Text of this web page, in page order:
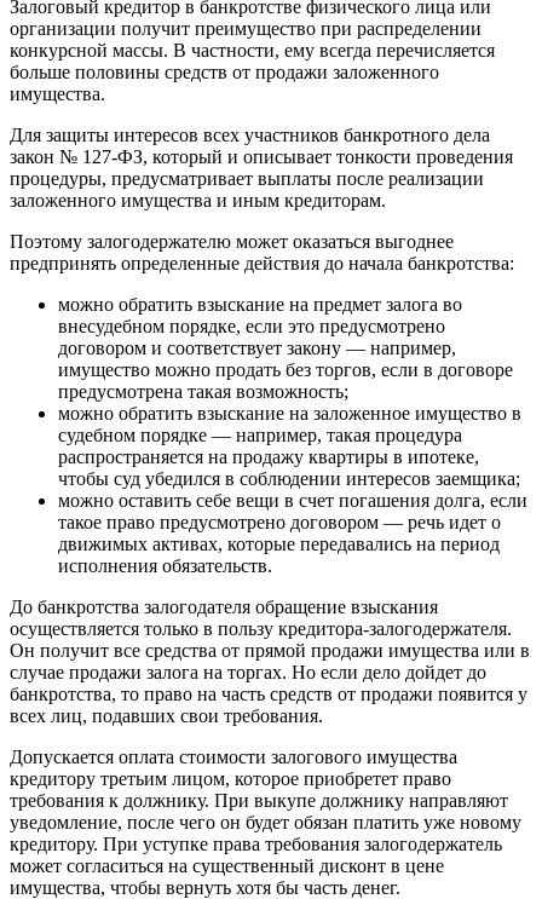
Залоговый кредитор в банкротстве физического лица или
организации получит преимущество при распределении
конкурсной массы. В частности, ему всегда перечисляется
больше половины средств от продажи заложенного
имущества.
Для защиты интересов всех участников банкротного дела
закон № 127-ФЗ, который и описывает тонкости проведения
процедуры, предусматривает выплаты после реализации
заложенного имущества и иным кредиторам.
Поэтому залогодержателю может оказаться выгоднее
предпринять определенные действия до начала банкротства:
можно обратить взыскание на предмет залога во
внесудебном порядке, если это предусмотрено
договором и соответствует закону — например,
имущество можно продать без торгов, если в договоре
предусмотрена такая возможность;
можно обратить взыскание на заложенное имущество в
судебном порядке — например, такая процедура
распространяется на продажу квартиры в ипотеке,
чтобы суд убедился в соблюдении интересов заемщика;
можно оставить себе вещи в счет погашения долга, если
такое право предусмотрено договором — речь идет о
движимых активах, которые передавались на период
исполнения обязательств.
До банкротства залогодателя обращение взыскания
осуществляется только в пользу кредитора-залогодержателя.
Он получит все средства от прямой продажи имущества или в
случае продажи залога на торгах. Но если дело дойдет до
банкротства, то право на часть средств от продажи появится у
всех лиц, подавших свои требования.
Допускается оплата стоимости залогового имущества
кредитору третьим лицом, которое приобретет право
требования к должнику. При выкупе должнику направляют
уведомление, после чего он будет обязан платить уже новому
кредитору. При уступке права требования залогодержатель
может согласиться на существенный дисконт в цене
имущества, чтобы вернуть хотя бы часть денег.